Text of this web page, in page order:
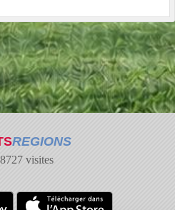
REGIONS
visites